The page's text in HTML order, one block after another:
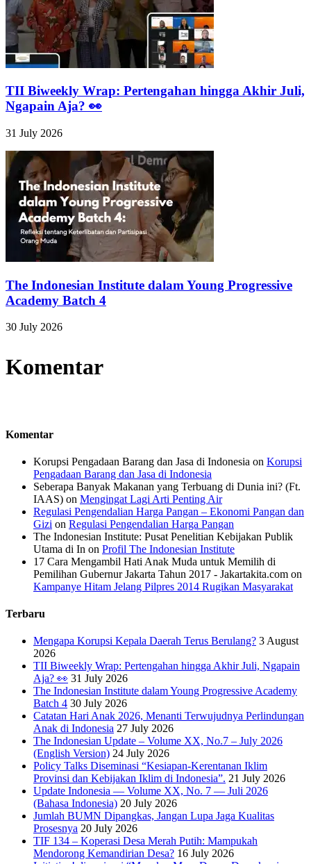
TII Biweekly Wrap: Pertengahan hingga Akhir Juli,
Ngapain Aja? 👀
31 July 2026
The Indonesian Institute dalam Young Progressive
Academy Batch 4
30 July 2026
Komentar
Komentar
Korupsi Pengadaan Barang dan Jasa di Indonesia on Korupsi
Pengadaan Barang dan Jasa di Indonesia
Seberapa Banyak Makanan yang Terbuang di Dunia ini? (Ft.
IAAS) on Mengingat Lagi Arti Penting Air
Regulasi Pengendalian Harga Pangan – Ekonomi Pangan dan
Gizi on Regulasi Pengendalian Harga Pangan
The Indonesian Institute: Pusat Penelitian Kebijakan Publik
Utama di In on Profil The Indonesian Institute
17 Cara Mengambil Hati Anak Muda untuk Memilih di
Pemilihan Gubernur Jakarta Tahun 2017 - Jakartakita.com on
Kampanye Hitam Jelang Pilpres 2014 Rugikan Masyarakat
Terbaru
Mengapa Korupsi Kepala Daerah Terus Berulang? 3 August
2026
TII Biweekly Wrap: Pertengahan hingga Akhir Juli, Ngapain
Aja? 👀 31 July 2026
The Indonesian Institute dalam Young Progressive Academy
Batch 4 30 July 2026
Catatan Hari Anak 2026, Menanti Terwujudnya Perlindungan
Anak di Indonesia 27 July 2026
The Indonesian Update – Volume XX, No.7 – July 2026
(English Version) 24 July 2026
Policy Talks Diseminasi “Kesiapan-Kerentanan Iklim
Provinsi dan Kebijakan Iklim di Indonesia”. 21 July 2026
Update Indonesia — Volume XX, No. 7 — Juli 2026
(Bahasa Indonesia) 20 July 2026
Jumlah BUMN Dipangkas, Jangan Lupa Jaga Kualitas
Prosesnya 20 July 2026
TIF 134 – Koperasi Desa Merah Putih: Mampukah
Mendorong Kemandirian Desa? 16 July 2026